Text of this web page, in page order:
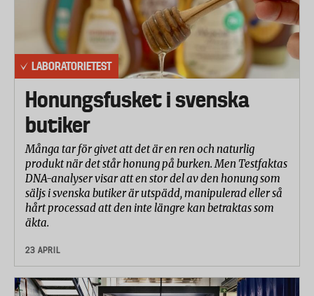
LABORATORIETEST
Honungsfusket i svenska
butiker
Många tar för givet att det är en ren och naturlig
produkt när det står honung på burken. Men Testfaktas
DNA-analyser visar att en stor del av den honung som
säljs i svenska butiker är utspädd, manipulerad eller så
hårt processad att den inte längre kan betraktas som
äkta.
23 APRIL